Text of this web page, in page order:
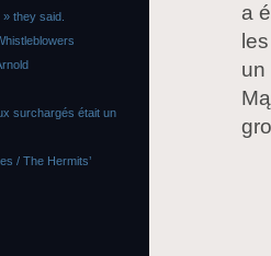
a
un
they said.
surchargés était un
/ The Hermits’